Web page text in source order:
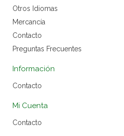
Otros Idiomas
Mercancía
Contacto
Preguntas Frecuentes
Información
Contacto
Mi Cuenta
Contacto